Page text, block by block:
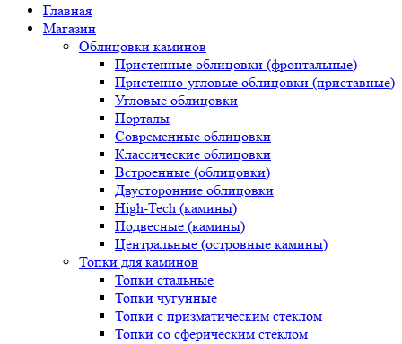
Главная
Магазин
Облицовки каминов
Пристенные облицовки (фронтальные)
Пристенно-угловые облицовки (приставные)
Угловые облицовки
Порталы
Современные облицовки
Классические облицовки
Встроенные (облицовки)
Двусторонние облицовки
High-Tech (камины)
Подвесные (камины)
Центральные (островные камины)
Топки для каминов
Топки стальные
Топки чугунные
Топки с призматическим стеклом
Топки со сферическим стеклом